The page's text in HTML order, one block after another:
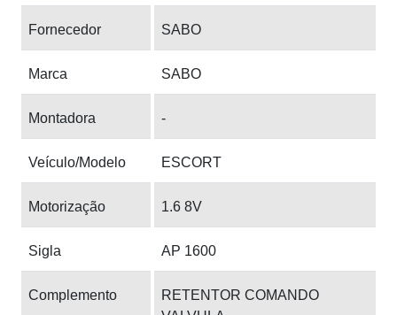
Fornecedor SABO
Marca SABO
Montadora -
Veículo/Modelo ESCORT
Motorização 1.6 8V
Sigla AP 1600
Complemento
RETENTOR COMANDO